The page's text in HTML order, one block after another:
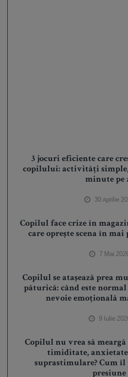
3 jocuri eficiente care
copilului: activități simple,
minute pe
30 Aprilie
Copilul face crize în
care oprește scena în
7 Mai
Copilul se atașează prea
păturică: când este normal
nevoie emoțională
9 Iulie
Copilul nu vrea să meargă
timiditate, anxietate
suprastimulare? Cum îl
presiune